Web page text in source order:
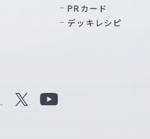
PRカード
デッキレシピ
Y